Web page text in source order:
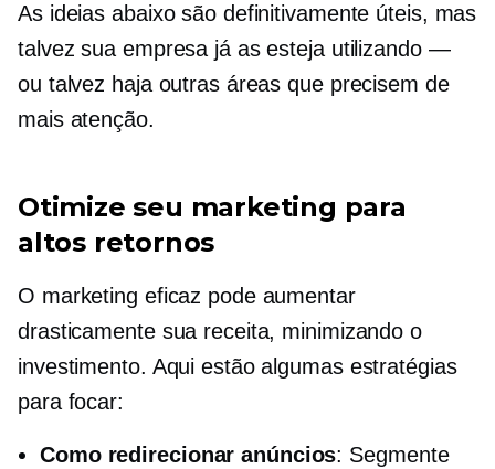
As ideias abaixo são definitivamente úteis, mas
talvez sua empresa já as esteja utilizando —
ou talvez haja outras áreas que precisem de
mais atenção.
Otimize seu marketing para
altos retornos
O marketing eficaz pode aumentar
drasticamente sua receita, minimizando o
investimento. Aqui estão algumas estratégias
para focar:
Como redirecionar anúncios: Segmente